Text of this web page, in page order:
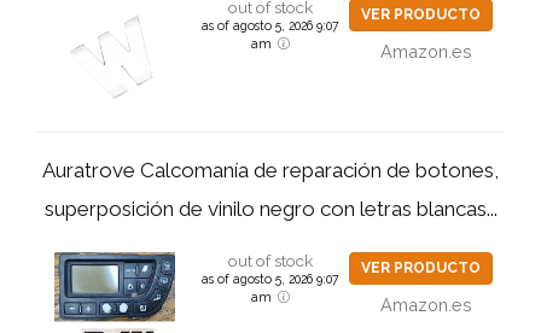
out of stock
as of agosto 5, 2026 9:07
am
VER PRODUCTO
Amazon.es
Auratrove Calcomanía de reparación de botones,
superposición de vinilo negro con letras blancas...
out of stock
as of agosto 5, 2026 9:07
am
VER PRODUCTO
Amazon.es